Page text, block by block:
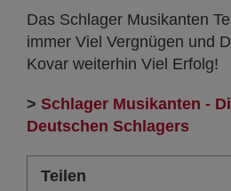
Das Schlager Musikanten
immer Viel Vergnügen und
Kovar weiterhin Viel Erfolg!
> Schlager Musikanten -
Deutschen Schlagers
Teilen